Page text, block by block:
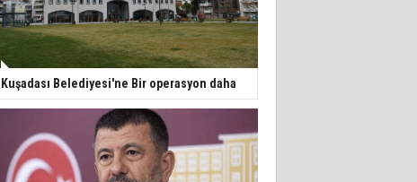
Kuşadası Belediyesi'ne Bir operasyon daha